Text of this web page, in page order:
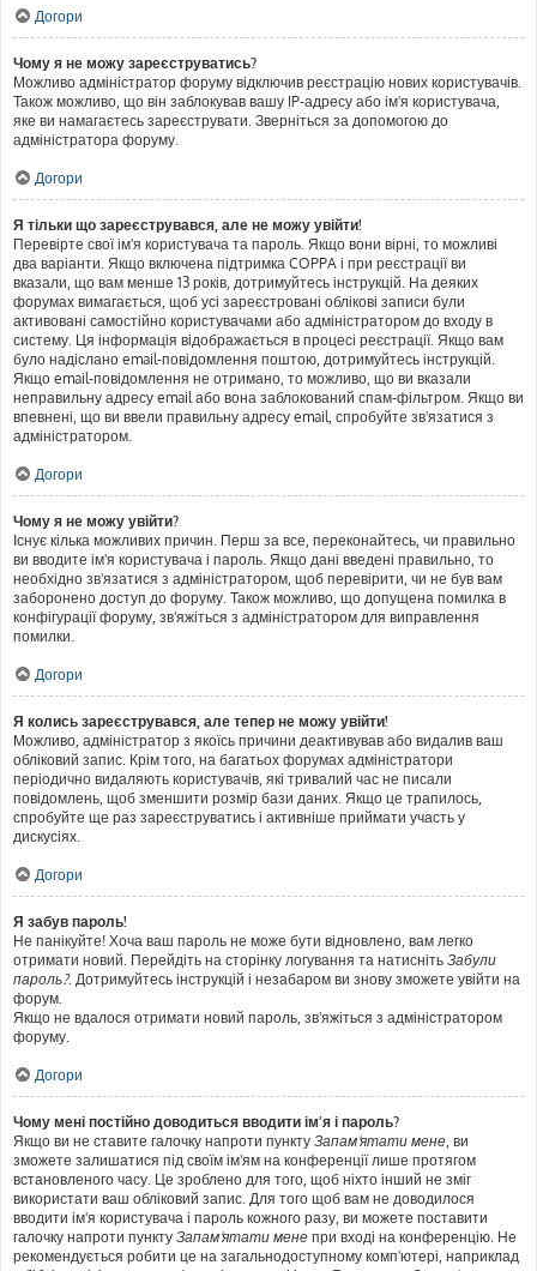
Догори
Чому я не можу зареєструватись?
Можливо адміністратор форуму відключив реєстрацію нових користувачів.
Також можливо, що він заблокував вашу IP-адресу або ім'я користувача,
яке ви намагаєтесь зареєструвати. Зверніться за допомогою до
адміністратора форуму.
Догори
Я тільки що зареєструвався, але не можу увійти!
Перевірте свої ім'я користувача та пароль. Якщо вони вірні, то можливі
два варіанти. Якщо включена підтримка COPPA і при реєстрації ви
вказали, що вам менше 13 років, дотримуйтесь інструкцій. На деяких
форумах вимагається, щоб усі зареєстровані облікові записи були
активовані самостійно користувачами або адміністратором до входу в
систему. Ця інформація відображається в процесі реєстрації. Якщо вам
було надіслано email-повідомлення поштою, дотримуйтесь інструкцій.
Якщо email-повідомлення не отримано, то можливо, що ви вказали
неправильну адресу email або вона заблокований спам-фільтром. Якщо ви
впевнені, що ви ввели правильну адресу email, спробуйте зв'язатися з
адміністратором.
Догори
Чому я не можу увійти?
Існує кілька можливих причин. Перш за все, переконайтесь, чи правильно
ви вводите ім'я користувача і пароль. Якщо дані введені правильно, то
необхідно зв'язатися з адміністратором, щоб перевірити, чи не був вам
заборонено доступ до форуму. Також можливо, що допущена помилка в
конфігурації форуму, зв'яжіться з адміністратором для виправлення
помилки.
Догори
Я колись зареєструвався, але тепер не можу увійти!
Можливо, адміністратор з якоїсь причини деактивував або видалив ваш
обліковий запис. Крім того, на багатьох форумах адміністратори
періодично видаляють користувачів, які тривалий час не писали
повідомлень, щоб зменшити розмір бази даних. Якщо це трапилось,
спробуйте ще раз зареєструватись і активніше приймати участь у
дискусіях.
Догори
Я забув пароль!
Не панікуйте! Хоча ваш пароль не може бути відновлено, вам легко
отримати новий. Перейдіть на сторінку логування та натисніть Забули
пароль?. Дотримуйтесь інструкцій і незабаром ви знову зможете увійти на
форум.
Якщо не вдалося отримати новий пароль, зв'яжіться з адміністратором
форуму.
Догори
Чому мені постійно доводиться вводити ім’я і пароль?
Якщо ви не ставите галочку напроти пункту Запам'ятати мене, ви
зможете залишатися під своїм ім'ям на конференції лише протягом
встановленого часу. Це зроблено для того, щоб ніхто інший не зміг
використати ваш обліковий запис. Для того щоб вам не доводилося
вводити ім'я користувача і пароль кожного разу, ви можете поставити
галочку напроти пункту Запам'ятати мене при вході на конференцію. Не
рекомендується робити це на загальнодоступному комп'ютері, наприклад